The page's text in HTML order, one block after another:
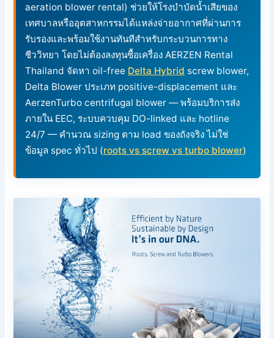
aeration blower rental) ช่วยให้โรงบำบัดน้ำเสียของ
เทศบาลหรืออุตสาหกรรมได้แหล่งจ่ายอากาศที่ผ่านการ
รับรองและพร้อมใช้งานทันทีสำหรับกระบวนการทาง
ชีววิทยา โดยไม่ต้องลงทุนซื้อเครื่อง AERZEN Rental
Thailand จัดหา oil-free Delta Hybrid screw blower,
Delta Blower ประเภท positive-displacement และ
AerzenTurbo centrifugal blower — พร้อมบริการส่ง
ภายใน EEC, ระบบควบคุม DO-linked และ hotline
24/7 — คำนวณ sizing ตาม load ของถังจริง ไม่ใช่
ข้อมูล spec ทั่วไป (roots vs screw vs turbo blower)